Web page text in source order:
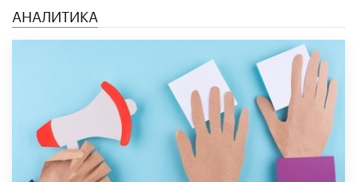
АНАЛИТИКА